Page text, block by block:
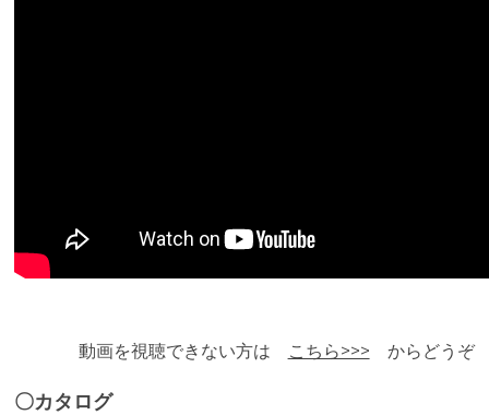
動画を視聴できない方は こちら>>> からどうぞ
〇カタログ